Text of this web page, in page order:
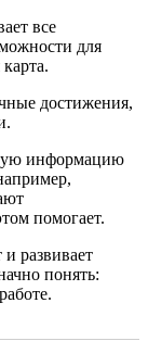
все
для
достижения,
информацию
помогает.
развивает
понять: